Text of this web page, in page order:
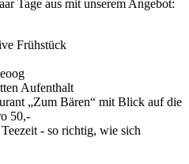
Tage aus mit unserem Angebot:
Frühstück
Aufenthalt
„Zum Bären“ mit Blick auf die
50,-
- so richtig, wie sich